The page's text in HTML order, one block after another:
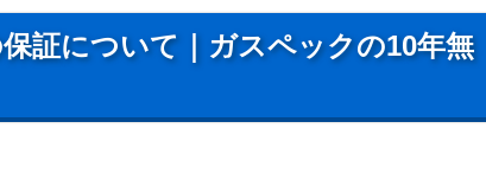
証について｜ガスペックの10年無